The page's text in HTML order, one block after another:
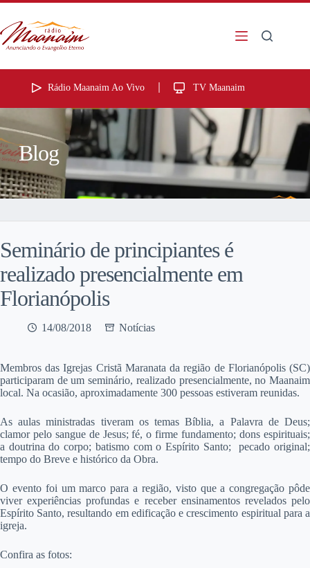
Rádio Maanaim Ao Vivo TV Maanaim
Blog
Seminário de principiantes é
realizado presencialmente em
Florianópolis
14/08/2018 Notícias
Membros das Igrejas Cristã Maranata da região de Florianópolis (SC)
participaram de um seminário, realizado presencialmente, no Maanaim
local. Na ocasião, aproximadamente 300 pessoas estiveram reunidas.
As aulas ministradas tiveram os temas Bíblia, a Palavra de Deus;
clamor pelo sangue de Jesus; fé, o firme fundamento; dons espirituais;
a doutrina do corpo; batismo com o Espírito Santo; pecado original;
tempo do Breve e histórico da Obra.
O evento foi um marco para a região, visto que a congregação pôde
viver experiências profundas e receber ensinamentos revelados pelo
Espírito Santo, resultando em edificação e crescimento espiritual para a
igreja.
Confira as fotos: